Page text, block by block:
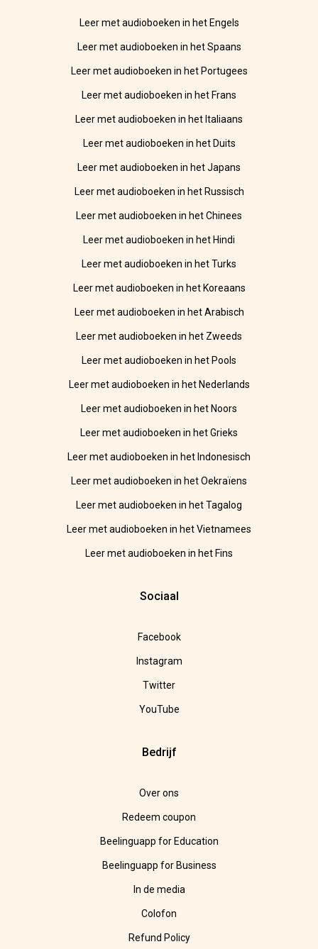
Leer met audioboeken in het Engels
Leer met audioboeken in het Spaans
Leer met audioboeken in het Portugees
Leer met audioboeken in het Frans
Leer met audioboeken in het Italiaans
Leer met audioboeken in het Duits
Leer met audioboeken in het Japans
Leer met audioboeken in het Russisch
Leer met audioboeken in het Chinees
Leer met audioboeken in het Hindi
Leer met audioboeken in het Turks
Leer met audioboeken in het Koreaans
Leer met audioboeken in het Arabisch
Leer met audioboeken in het Zweeds
Leer met audioboeken in het Pools
Leer met audioboeken in het Nederlands
Leer met audioboeken in het Noors
Leer met audioboeken in het Grieks
Leer met audioboeken in het Indonesisch
Leer met audioboeken in het Oekraïens
Leer met audioboeken in het Tagalog
Leer met audioboeken in het Vietnamees
Leer met audioboeken in het Fins
Sociaal
Facebook
Instagram
Twitter
YouTube
Bedrijf
Over ons
Redeem coupon
Beelinguapp for Education
Beelinguapp for Business
In de media
Colofon
Refund Policy